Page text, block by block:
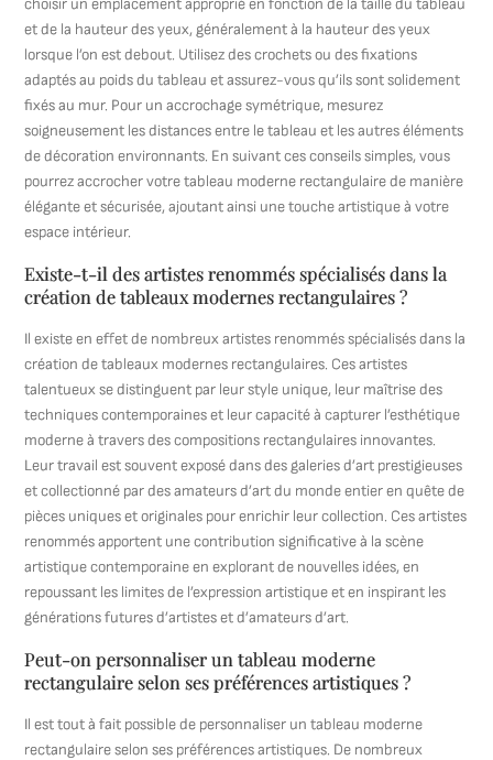
choisir un emplacement approprié en fonction de la taille du tableau
et de la hauteur des yeux, généralement à la hauteur des yeux
lorsque l’on est debout. Utilisez des crochets ou des fixations
adaptés au poids du tableau et assurez-vous qu’ils sont solidement
fixés au mur. Pour un accrochage symétrique, mesurez
soigneusement les distances entre le tableau et les autres éléments
de décoration environnants. En suivant ces conseils simples, vous
pourrez accrocher votre tableau moderne rectangulaire de manière
élégante et sécurisée, ajoutant ainsi une touche artistique à votre
espace intérieur.
Existe-t-il des artistes renommés spécialisés dans la
création de tableaux modernes rectangulaires ?
Il existe en effet de nombreux artistes renommés spécialisés dans la
création de tableaux modernes rectangulaires. Ces artistes
talentueux se distinguent par leur style unique, leur maîtrise des
techniques contemporaines et leur capacité à capturer l’esthétique
moderne à travers des compositions rectangulaires innovantes.
Leur travail est souvent exposé dans des galeries d’art prestigieuses
et collectionné par des amateurs d’art du monde entier en quête de
pièces uniques et originales pour enrichir leur collection. Ces artistes
renommés apportent une contribution significative à la scène
artistique contemporaine en explorant de nouvelles idées, en
repoussant les limites de l’expression artistique et en inspirant les
générations futures d’artistes et d’amateurs d’art.
Peut-on personnaliser un tableau moderne
rectangulaire selon ses préférences artistiques ?
Il est tout à fait possible de personnaliser un tableau moderne
rectangulaire selon ses préférences artistiques. De nombreux